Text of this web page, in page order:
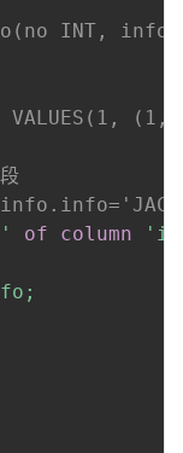
INT, info
VALUES(1,
of column